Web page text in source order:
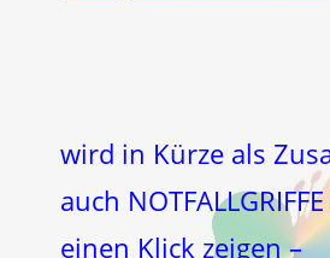
wird in Kürze als
auch
einen Klick zeigen –